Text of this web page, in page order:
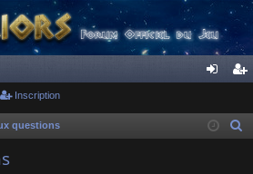
ne cri
Inscription
questions